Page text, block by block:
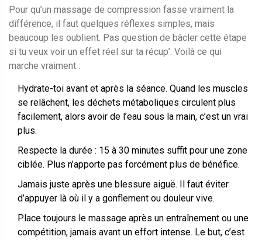
Pour qu’un massage de compression fasse vraiment la
différence, il faut quelques réflexes simples, mais
beaucoup les oublient. Pas question de bâcler cette étape
si tu veux voir un effet réel sur ta récup’. Voilà ce qui
marche vraiment :
Hydrate-toi avant et après la séance. Quand les muscles
se relâchent, les déchets métaboliques circulent plus
facilement, alors avoir de l’eau sous la main, c’est un vrai
plus.
Respecte la durée : 15 à 30 minutes suffit pour une zone
ciblée. Plus n’apporte pas forcément plus de bénéfice.
Jamais juste après une blessure aiguë. Il faut éviter
d’appuyer là où il y a gonflement ou douleur vive.
Place toujours le massage après un entraînement ou une
compétition, jamais avant un effort intense. Le but, c’est